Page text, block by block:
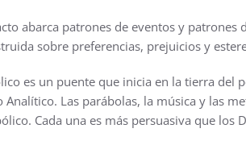
abarca patrones de eventos y patrones
sobre preferencias, prejuicios y
es un puente que inicia en la tierra del
Las parábolas, la música y las
Cada una es más persuasiva que los